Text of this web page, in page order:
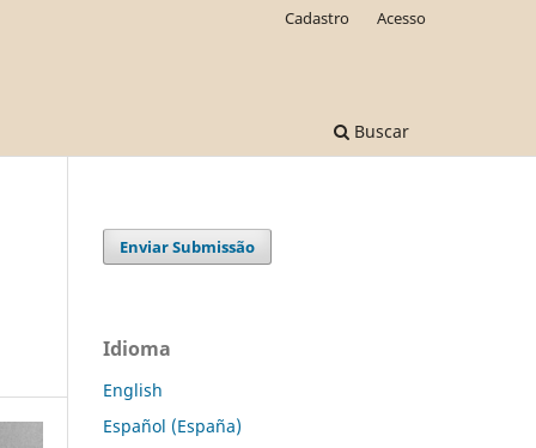
Buscar
Cadastro Acesso
Enviar Submissão
Idioma
English
Español (España)